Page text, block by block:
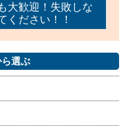
大歓迎！失敗しな
ください！！
選ぶ